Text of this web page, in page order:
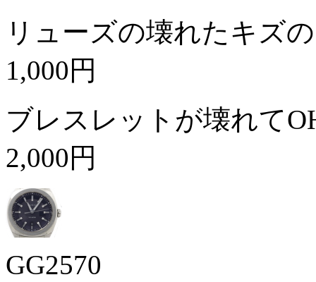
リューズの壊れたキズ
1,000円
ブレスレットが壊れて
2,000円
GG2570